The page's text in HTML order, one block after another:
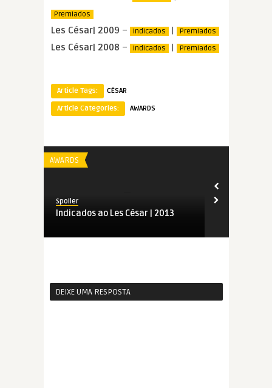
Premiados
Les César| 2009 – Indicados | Premiados
Les César| 2008 – Indicados | Premiados
Article Tags:
CÉSAR
Article Categories:
AWARDS
AWARDS
Spoiler
Indicados ao Les César | 2013
DEIXE UMA RESPOSTA